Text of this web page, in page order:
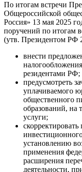
По итогам встречи
Общероссийской
Россия» 13 мая 2025
поручений по итогам
(утв. Президентом РФ
внести
резидентами РФ;
предусмотреть
уплачиваемого
общественного
образований, на
услуги;
установлению
применения
расширения
деятельности,